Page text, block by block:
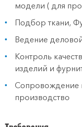
модели ( для
Подбор ткани,
Ведение
Контроль
изделий и
Сопровождение
производство